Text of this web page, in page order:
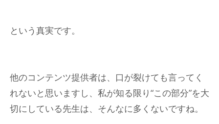
という真実です。
他のコンテンツ提供者は、口が裂けても言ってく
れないと思いますし、私が知る限り“この部分”を大
切にしている先生は、そんなに多くないですね。